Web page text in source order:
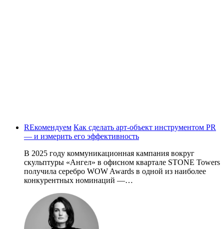
REкомендуем Как сделать арт-объект инструментом PR
— и измерить его эффективность
В 2025 году коммуникационная кампания вокруг
скульптуры «Ангел» в офисном квартале STONE Towers
получила серебро WOW Awards в одной из наиболее
конкурентных номинаций —…